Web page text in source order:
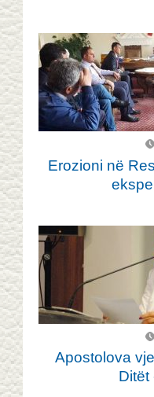
Erozioni në
Apostolova
Ditët